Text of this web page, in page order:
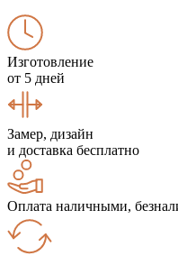
Изготовление
от 5 дней
Замер, дизайн
и доставка бесплатно
Оплата наличными,